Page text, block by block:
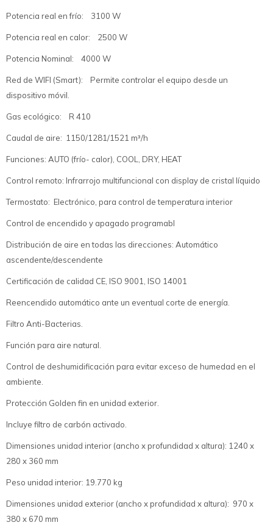
Potencia real en frío: 3100 W
Potencia real en calor: 2500 W
Potencia Nominal: 4000 W
Red de WIFI (Smart): Permite controlar el equipo desde un
dispositivo móvil.
Gas ecológico: R 410
Caudal de aire: 1150/1281/1521 m³/h
Funciones: AUTO (frío- calor), COOL, DRY, HEAT
Control remoto: Infrarrojo multifuncional con display de cristal líquido
Termostato: Electrónico, para control de temperatura interior
Control de encendido y apagado programabl
Distribución de aire en todas las direcciones: Automático
ascendente/descendente
Certificación de calidad CE, ISO 9001, ISO 14001
Reencendido automático ante un eventual corte de energía.
Filtro Anti-Bacterias.
Función para aire natural.
Control de deshumidificación para evitar exceso de humedad en el
ambiente.
Protección Golden fin en unidad exterior.
Incluye filtro de carbón activado.
Dimensiones unidad interior (ancho x profundidad x altura): 1240 x
280 x 360 mm
Peso unidad interior: 19.770 kg
Dimensiones unidad exterior (ancho x profundidad x altura): 970 x
380 x 670 mm